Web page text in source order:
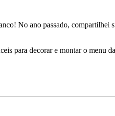
No ano passado, compartilhei
para decorar e montar o menu